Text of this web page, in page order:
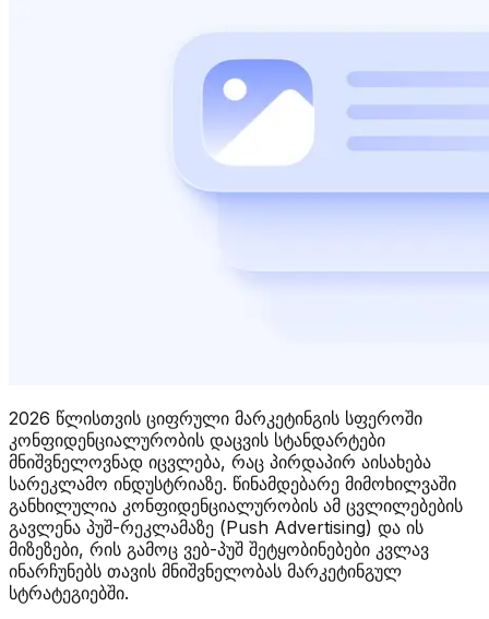
2026 წლისთვის ციფრული მარკეტინგის სფეროში
კონფიდენციალურობის დაცვის სტანდარტები
მნიშვნელოვნად იცვლება, რაც პირდაპირ აისახება
სარეკლამო ინდუსტრიაზე. წინამდებარე მიმოხილვაში
განხილულია კონფიდენციალურობის ამ ცვლილებების
გავლენა პუშ-რეკლამაზე (Push Advertising) და ის
მიზეზები, რის გამოც ვებ-პუშ შეტყობინებები კვლავ
ინარჩუნებს თავის მნიშვნელობას მარკეტინგულ
სტრატეგიებში.